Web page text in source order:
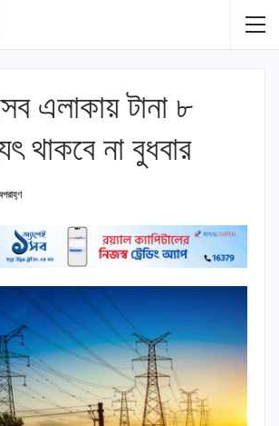
এলাকায় টানা ৮
থাকবে না বুধবার